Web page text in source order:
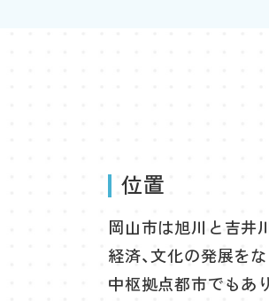
位置
岡山市は旭川と吉井
経済、文化の発展を
中枢拠点都市でもあ